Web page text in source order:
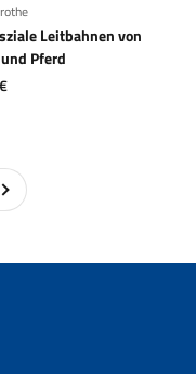
Leitbahnen von
Pferd